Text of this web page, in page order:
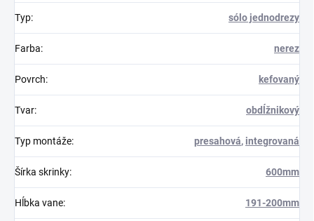
Typ: sólo jednodrezy
Farba: nerez
Povrch: kefovaný
Tvar: obdĺžnikový
Typ montáže: presahová, integrovaná
Šírka skrinky: 600mm
Hĺbka vane: 191-200mm